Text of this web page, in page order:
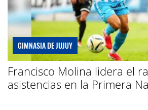
GIMNASIA DE JUJUY
Francisco Molina lidera el
asistencias en la Primera